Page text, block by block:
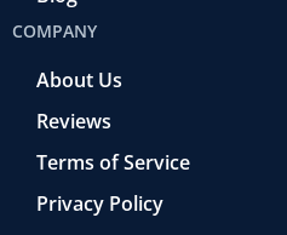
COMPANY
About Us
Reviews
Terms of Service
Privacy Policy